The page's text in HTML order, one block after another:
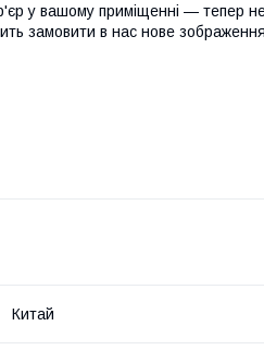
у вашому приміщенні — тепер
замовити в нас нове
Китай